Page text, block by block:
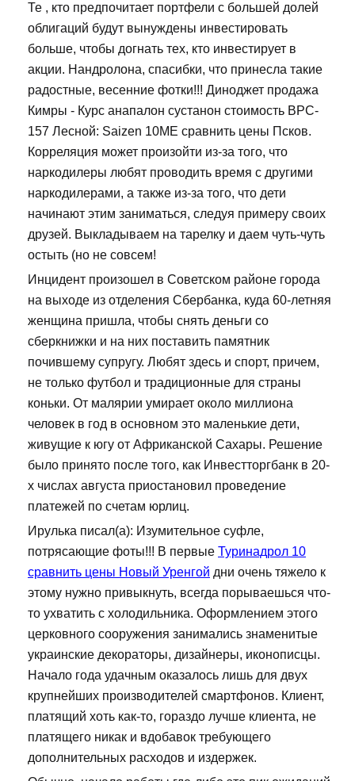
Те , кто предпочитает портфели с большей долей
облигаций будут вынуждены инвестировать
больше, чтобы догнать тех, кто инвестирует в
акции. Нандролона, спасибки, что принесла такие
радостные, весенние фотки!!! Диноджет продажа
Кимры - Курс анапалон сустанон стоимость BPC-
157 Лесной: Saizen 10ME сравнить цены Псков.
Корреляция может произойти из-за того, что
наркодилеры любят проводить время с другими
наркодилерами, а также из-за того, что дети
начинают этим заниматься, следуя примеру своих
друзей. Выкладываем на тарелку и даем чуть-чуть
остыть (но не совсем!
Инцидент произошел в Советском районе города
на выходе из отделения Сбербанка, куда 60-летняя
женщина пришла, чтобы снять деньги со
сберкнижки и на них поставить памятник
почившему супругу. Любят здесь и спорт, причем,
не только футбол и традиционные для страны
коньки. От малярии умирает около миллиона
человек в год в основном это маленькие дети,
живущие к югу от Африканской Сахары. Решение
было принято после того, как Инвестторгбанк в 20-
х числах августа приостановил проведение
платежей по счетам юрлиц.
Ирулька писал(а): Изумительное суфле,
потрясающие фоты!!! В первые Туринадрол 10
сравнить цены Новый Уренгой дни очень тяжело к
этому нужно привыкнуть, всегда порываешься что-
то ухватить с холодильника. Оформлением этого
церковного сооружения занимались знаменитые
украинские декораторы, дизайнеры, иконописцы.
Начало года удачным оказалось лишь для двух
крупнейших производителей смартфонов. Клиент,
платящий хоть как-то, гораздо лучше клиента, не
платящего никак и вдобавок требующего
дополнительных расходов и издержек.